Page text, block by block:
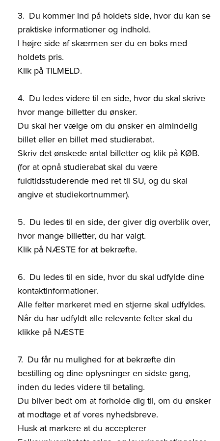
Du kommer ind på holdets side, hvor du kan se
praktiske informationer og indhold.
I højre side af skærmen ser du en boks med
holdets pris.
Klik på TILMELD.
Du ledes videre til en side, hvor du skal skrive
hvor mange billetter du ønsker.
Du skal her vælge om du ønsker en almindelig
billet eller en billet med studierabat.
Skriv det ønskede antal billetter og klik på KØB.
(for at opnå studierabat skal du være
fuldtidsstuderende med ret til SU, og du skal
angive et studiekortnummer).
Du ledes til en side, der giver dig overblik over,
hvor mange billetter, du har valgt.
Klik på NÆSTE for at bekræfte.
Du ledes til en side, hvor du skal udfylde dine
kontaktinformationer.
Alle felter markeret med en stjerne skal udfyldes.
Når du har udfyldt alle relevante felter skal du
klikke på NÆSTE
Du får nu mulighed for at bekræfte din
bestilling og dine oplysninger en sidste gang,
inden du ledes videre til betaling.
Du bliver bedt om at forholde dig til, om du ønsker
at modtage et af vores nyhedsbreve.
Husk at markere at du accepterer